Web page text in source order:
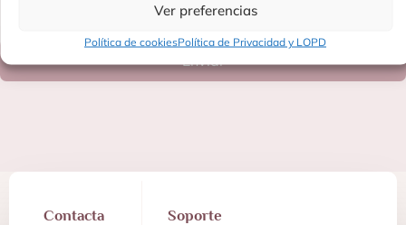
Ver preferencias
Política de cookiesPolítica de Privacidad y LOPD
Enviar
Contacta Soporte